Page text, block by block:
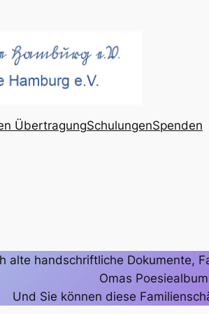
ÜbertragungSchulungenSpenden
alte handschriftliche Dokumente,
Omas
Und Sie können diese